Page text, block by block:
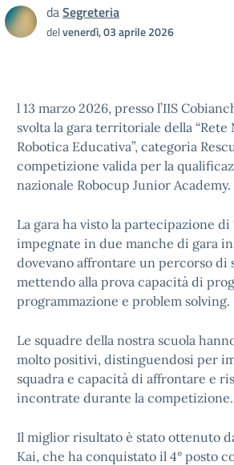
daSegreteria
delvenerdì, 03 aprile 2026
l 13 marzo 2026, presso l’IIS
svolta la gara territoriale della
Robotica Educativa”, categoria
competizione valida per la
nazionale Robocup Junior Academy.
La gara ha visto la partecipazione di
impegnate in due manche di gara
dovevano affrontare un percorso di
mettendo alla prova capacità di
programmazione e problem solving.
Le squadre della nostra scuola
molto positivi, distinguendosi per
squadra e capacità di affrontare e
incontrate durante la competizione.
Il miglior risultato è stato ottenuto
Kai, che ha conquistato il 4° posto